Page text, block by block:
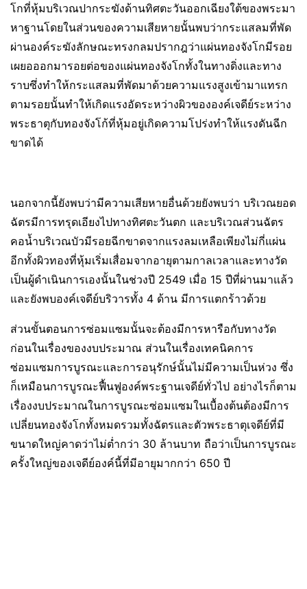
โกที่หุ้มบริเวณปากระฆังด้านทิศตะวันออกเฉียงใต้ของพระมา
หาฐานโดยในส่วนของความเสียหายนั้นพบว่ากระแสลมที่พัด
ผ่านองค์ระฆังลักษณะทรงกลมปรากฎว่าแผ่นทองจังโกมีรอย
เผยอออกมารอยต่อของแผ่นทองจังโกทั้งในทางดิ่งและทาง
ราบซึ่งทำให้กระแสลมที่พัดมาด้วยความแรงสูงเข้ามาแทรก
ตามรอยนั้นทำให้เกิดแรงอัดระหว่างผิวขององค์เจดีย์ระหว่าง
พระธาตุกับทองจังโก้ที่หุ้มอยู่เกิดความโปร่งทำให้แรงดันฉีก
ขาดได้
นอกจากนี้ยังพบว่ามีความเสียหายอื่นด้วยยังพบว่า บริเวณยอด
ฉัตรมีการทรุดเอียงไปทางทิศตะวันตก และบริเวณส่วนฉัตร
คอน้ำบริเวณบัวมีรอยฉีกขาดจากแรงลมเหลือเพียงไม่กี่แผ่น
อีกทั้งผิวทองที่หุ้มเริ่มเสื่อมจากอายุตามกาลเวลาและทางวัด
เป็นผู้ดำเนินการเองนั้นในช่วงปี 2549 เมื่อ 15 ปีที่ผ่านมาแล้ว
และยังพบองค์เจดีย์บริวารทั้ง 4 ด้าน มีการแตกร้าวด้วย
ส่วนขั้นตอนการซ่อมแซมนั้นจะต้องมีการหารือกับทางวัด
ก่อนในเรื่องของงบประมาณ ส่วนในเรื่องเทคนิคการ
ซ่อมแซมการบูรณะและการอนุรักษ์นั้นไม่มีความเป็นห่วง ซึ่ง
ก็เหมือนการบูรณะฟื้นฟูองค์พระฐานเจดีย์ทั่วไป อย่างไรก็ตาม
เรื่องงบประมาณในการบูรณะซ่อมแซมในเบื้องต้นต้องมีการ
เปลี่ยนทองจังโกทั้งหมดรวมทั้งฉัตรและตัวพระธาตุเจดีย์ที่มี
ขนาดใหญ่คาดว่าไม่ต่ำกว่า 30 ล้านบาท ถือว่าเป็นการบูรณะ
ครั้งใหญ่ของเจดีย์องค์นี้ที่มีอายุมากกว่า 650 ปี